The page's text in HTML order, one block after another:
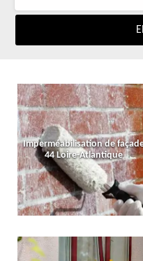
Imperméabilisation de
44 Loire-Atlantique